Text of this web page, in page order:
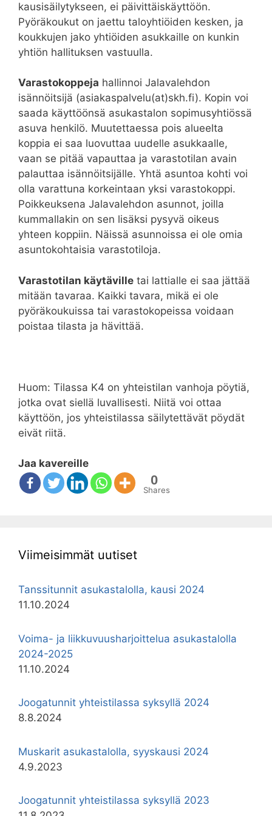
kausisäilytykseen, ei päivittäiskäyttöön.
Pyöräkoukut on jaettu taloyhtiöiden kesken, ja
koukkujen jako yhtiöiden asukkaille on kunkin
yhtiön hallituksen vastuulla.
Varastokoppeja hallinnoi Jalavalehdon
isännöitsijä (asiakaspalvelu(at)skh.fi). Kopin voi
saada käyttöönsä asukastalon sopimusyhtiössä
asuva henkilö. Muutettaessa pois alueelta
koppia ei saa luovuttaa uudelle asukkaalle,
vaan se pitää vapauttaa ja varastotilan avain
palauttaa isännöitsijälle. Yhtä asuntoa kohti voi
olla varattuna korkeintaan yksi varastokoppi.
Poikkeuksena Jalavalehdon asunnot, joilla
kummallakin on sen lisäksi pysyvä oikeus
yhteen koppiin. Näissä asunnoissa ei ole omia
asuntokohtaisia varastotiloja.
Varastotilan käytäville tai lattialle ei saa jättää
mitään tavaraa. Kaikki tavara, mikä ei ole
pyöräkoukuissa tai varastokopeissa voidaan
poistaa tilasta ja hävittää.
Huom: Tilassa K4 on yhteistilan vanhoja pöytiä,
jotka ovat siellä luvallisesti. Niitä voi ottaa
käyttöön, jos yhteistilassa säilytettävät pöydät
eivät riitä.
Jaa kavereille
0
Shares
Viimeisimmät uutiset
Tanssitunnit asukastalolla, kausi 2024
11.10.2024
Voima- ja liikkuvuusharjoittelua asukastalolla
2024-2025
11.10.2024
Joogatunnit yhteistilassa syksyllä 2024
8.8.2024
Muskarit asukastalolla, syyskausi 2024
4.9.2023
Joogatunnit yhteistilassa syksyllä 2023